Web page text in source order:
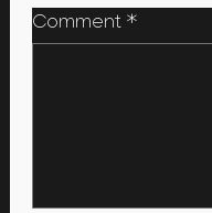
Comment *